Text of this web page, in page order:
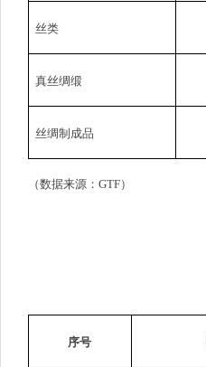
丝类
真丝绸缎
丝绸制成品
（数据来源： GTF）
序号